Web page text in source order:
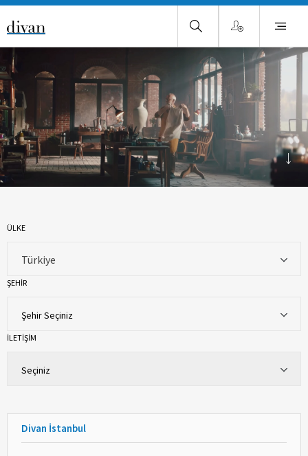
ÜLKE
Türkiye
ŞEHİR
Şehir Seçiniz
İLETİŞİM
Seçiniz
Divan İstanbul